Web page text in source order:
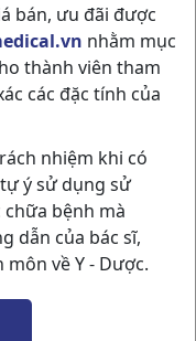
bán, ưu đãi được
nhằm mục
thành viên tham
các đặc tính của
nhiệm khi có
ý sử dụng sử
bệnh mà
dẫn của bác sĩ,
về Y - Dược.
Tiểu- Nội Tiết,